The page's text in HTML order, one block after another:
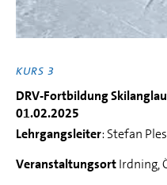
KURS 3
DRV-Fortbildung
01.02.2025
Lehrgangsleiter: Stefan
VeranstaltungsortIrdning,